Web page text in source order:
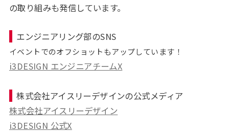
の取り組みも発信しています。
エンジニアリング部のSNS
イベントでのオフショットもアップしています！
i3DESIGN エンジニアチームX
株式会社アイスリーデザインの公式メディア
株式会社アイスリーデザイン
i3DESIGN 公式X